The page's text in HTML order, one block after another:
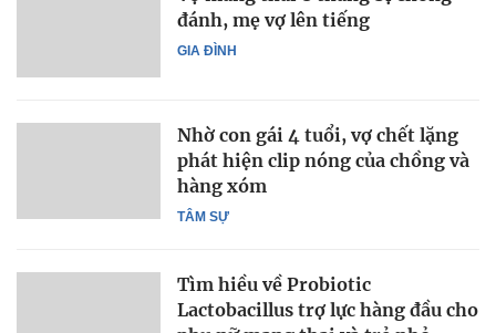
GIA ĐÌNH
đánh, mẹ vợ lên tiếng
TÂM SỰ
Nhờ con gái 4 tuổi, vợ chết lặng
phát hiện clip nóng của chồng và
hàng xóm
Tìm hiều về Probiotic
Lactobacillus trợ lực hàng đầu cho